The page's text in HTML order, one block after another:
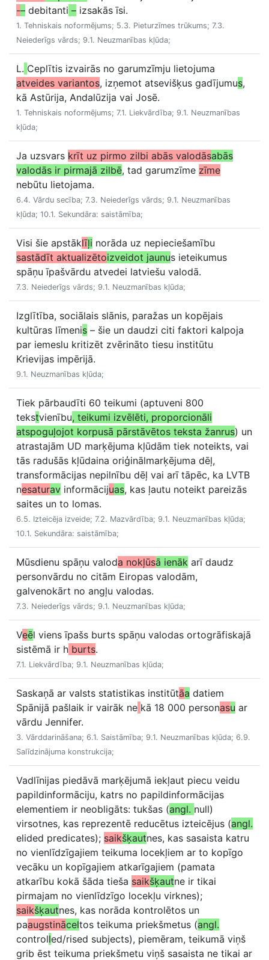
-– debitanti – izsakās īsi.
1. Tehniskais noformējums; 5.3. Pieturzīmes trūkums; 7.3.
Neiederīgs vārds; 9.1. Neuzmanības kļūda;
L. Ceplītis izvairās no garumzīmju lietojuma
atveides variantos, izņemot atsevišķus gadījumus,
kā Astūrija, Andalūzija vai Josē.
1. Tehniskais noformējums; 7.1. Liekvārdība; 9.1. Neuzmanības
kļūda;
Ja uzsvars krīt uz pirmo zilbi abās valodāsabās
valodās ir pirmajā zilbē, tad garumzīme zīme
nebūtu lietojama.
6.4. Vārdu secība; 7.3. Neiederīgs vārds; 9.1. Neuzmanības
kļūda; 10.1. Sekundāra: saistāmība;
Visi šie apstāklīļi norāda uz nepieciešamību
sastādīt aktualizētoizveidot jaunus ieteikumus
spāņu īpašvārdu atvedei latviešu valodā.
7.3. Neiederīgs vārds; 9.1. Neuzmanības kļūda;
Izglītība, sociālais slānis, paražas un kopējais
kultūras līmenis – šie un daudzi citi faktori kalpoja
par iemeslu kritizēt zvērināto tiesu institūtu
Krievijas impērijā.
9.1. Neuzmanības kļūda;
Tiek pārbaudīti 60 teikumi (aptuveni 800
tekstvienību, teikumi izvēlēti, proporcionāli
atspoguļojot korpusā pārstāvētos teksta žanrus) un
atrastajām UD marķējuma kļūdām tiek noteikts, vai
tās radušās kļūdaina oriģinālmarķējuma dēļ,
transformācijas nepilnību dēļ vai arī tāpēc, ka LVTB
nesaturav informācijuas, kas ļautu noteikt pareizās
saites un to lomas.
6.5. Izteicēja izveide; 7.2. Mazvārdība; 9.1. Neuzmanības kļūda;
10.1. Sekundāra: saistāmība;
Mūsdienu spāņu valoda nokļūsā ienāk arī daudz
personvārdu no citām Eiropas valodām,
galvenokārt no angļu valodas.
7.3. Neiederīgs vārds; 9.1. Neuzmanības kļūda;
Veēl viens īpašs burts spāņu valodas ortogrāfiskajā
sistēmā ir h burts.
7.1. Liekvārdība; 9.1. Neuzmanības kļūda;
Saskaņā ar valsts statistikas institūtāa datiem
Spānijā pašlaik ir vairāk ne kā 18 000 personasu ar
vārdu Jennifer.
3. Vārddarināšana; 6.1. Saistāmība; 9.1. Neuzmanības kļūda; 6.9.
Salīdzinājuma konstrukcija;
Vadlīnijas piedāvā marķējumā iekļaut piecu veidu
papildinformāciju, katrs no papildinformācijas
elementiem ir neobligāts: tukšas (angl. null)
virsotnes, kas reprezentē reducētus izteicējus (angl.
elided predicates); saikšķautnes, kas sasaista katru
no vienlīdzīgajiem teikuma locekļiem ar to kopīgo
vecāku un kopīgajiem atkarīgajiem (pamata
atkarību kokā šāda tieša saikšķautne ir tikai
pirmajam no vienlīdzīgo locekļu virknes);
saikšķautnes, kas norāda kontrolētos un
paaugstināceltos teikuma priekšmetus (angl.
controlled/rised subjects), piemēram, teikumā viņš
grib ēst teikuma priekšmetu viņš sasaista ne tikai ar